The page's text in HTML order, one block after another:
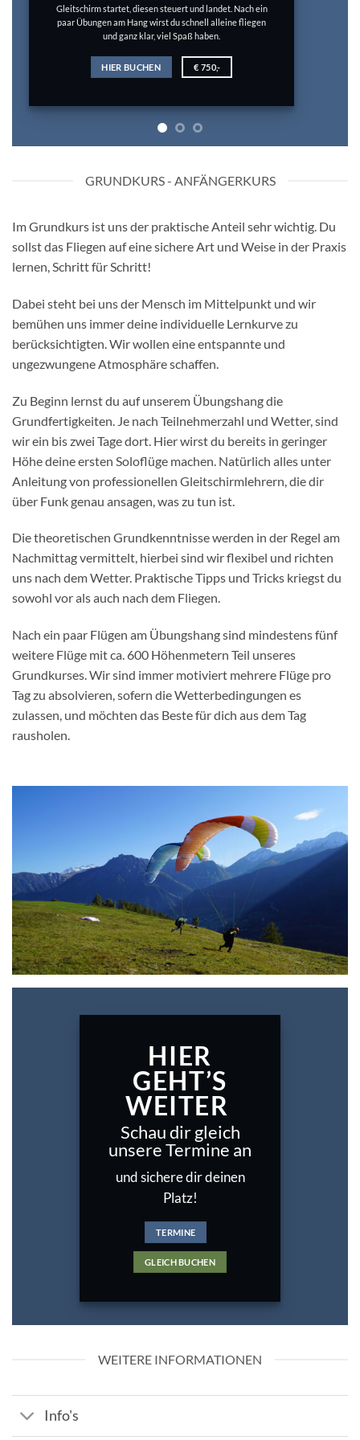
TERMINE € 750,-
GRUNDKURS - ANFÄNGERKURS
Im Grundkurs ist uns der praktische Anteil sehr wichtig. Du
sollst das Fliegen auf eine sichere Art und Weise in der Praxis
lernen, Schritt für Schritt!
Dabei steht bei uns der Mensch im Mittelpunkt und wir
bemühen uns immer deine individuelle Lernkurve zu
berücksichtigten. Wir wollen eine entspannte und
ungezwungene Atmosphäre schaffen.
Zu Beginn lernst du auf unserem Übungshang die
Grundfertigkeiten. Je nach Teilnehmerzahl und Wetter, sind
wir ein bis zwei Tage dort. Hier wirst du bereits in geringer
Höhe deine ersten Soloflüge machen. Natürlich alles unter
Anleitung von professionellen Gleitschirmlehrern, die dir
über Funk genau ansagen, was zu tun ist.
Die theoretischen Grundkenntnisse werden in der Regel am
Nachmittag vermittelt, hierbei sind wir flexibel und richten
uns nach dem Wetter. Praktische Tipps und Tricks kriegst du
sowohl vor als auch nach dem Fliegen.
Nach ein paar Flügen am Übungshang sind mindestens fünf
weitere Flüge mit ca. 600 Höhenmetern Teil unseres
Grundkurses. Wir sind immer motiviert mehrere Flüge pro
Tag zu absolvieren, sofern die Wetterbedingungen es
zulassen, und möchten das Beste für dich aus dem Tag
rausholen.
HIER
GEHT’S
WEITER
Schau dir gleich
unsere Termine an
und sichere dir deinen
Platz!
TERMINE
GLEICH BUCHEN
WEITERE INFORMATIONEN
Info's